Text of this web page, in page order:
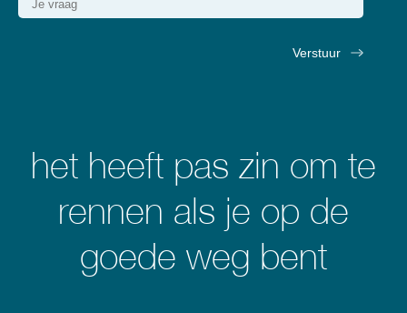
het heeft pas zin om te
rennen als je op de
goede weg bent